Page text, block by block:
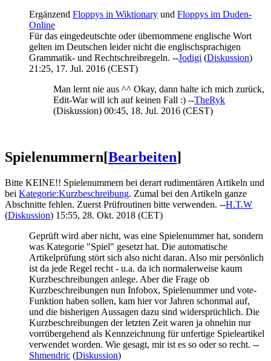
Ergänzend Floppys in Wiktionary und Floppys im Duden-
Online
Für das eingedeutschte oder übernommene englische Wort
gelten im Deutschen leider nicht die englischsprachigen
Grammatik- und Rechtschreibregeln. --Jodigi (Diskussion)
21:25, 17. Jul. 2016 (CEST)
Man lernt nie aus ^^ Okay, dann halte ich mich zurück,
Edit-War will ich auf keinen Fall :) --TheRyk
(Diskussion) 00:45, 18. Jul. 2016 (CEST)
Spielenummern[Bearbeiten]
Bitte KEINE!! Spielenummern bei derart rudimentären Artikeln und
bei Kategorie:Kurzbeschreibung. Zumal bei den Artikeln ganze
Abschnitte fehlen. Zuerst Prüfroutinen bitte verwenden. --H.T.W
(Diskussion) 15:55, 28. Okt. 2018 (CET)
Geprüft wird aber nicht, was eine Spielenummer hat, sondern
was Kategorie "Spiel" gesetzt hat. Die automatische
Artikelprüfung stört sich also nicht daran. Also mir persönlich
ist da jede Regel recht - u.a. da ich normalerweise kaum
Kurzbeschreibungen anlege. Aber die Frage ob
Kurzbeschreibungen nun Infobox, Spielenummer und vote-
Funktion haben sollen, kam hier vor Jahren schonmal auf,
und die bisherigen Aussagen dazu sind widersprüchlich. Die
Kurzbeschreibungen der letzten Zeit waren ja ohnehin nur
vorrübergehend als Kennzeichnung für unfertige Spieleartikel
verwendet worden. Wie gesagt, mir ist es so oder so recht. --
Shmendric (Diskussion)